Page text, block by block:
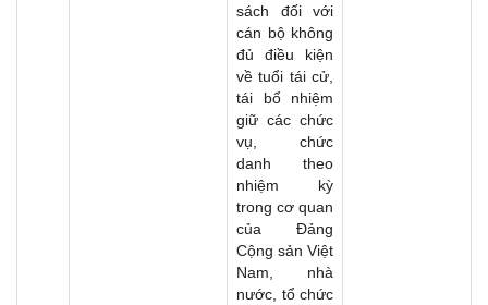
sách đối với
cán bộ không
đủ điều kiện
về tuổi tái cử,
tái bổ nhiệm
giữ các chức
vụ, chức
danh theo
nhiệm kỳ
trong cơ quan
của Đảng
Cộng sản Việt
Nam, nhà
nước, tổ chức